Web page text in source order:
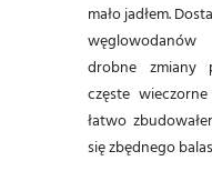
mało jadłem.
drobne zmiany
częste
łatwo
się zbędnego